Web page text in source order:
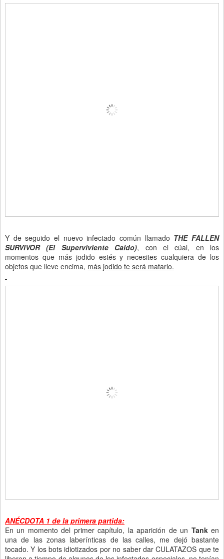
Y de seguido el nuevo infectado común llamado THE FALLEN
SURVIVOR (El Superviviente Caído), con el cúal, en los
momentos que más jodido estés y necesites cualquiera de los
objetos que lleve encima, más jodido te será matarlo.
ANÉCDOTA 1 de la primera partida:
En un momento del primer capítulo, la aparición de un Tanken
una de las zonas laberínticas de las calles, me dejó bastante
tocado. Y los bots idiotizados por no saber dar CULATAZOS que te